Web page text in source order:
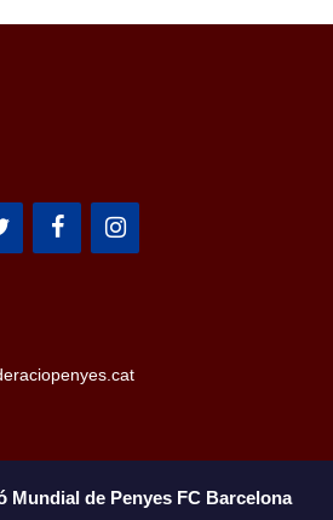
Mundial de Penyes FC Barcelona